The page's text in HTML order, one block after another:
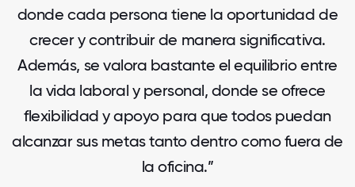
donde cada persona tiene la oportunidad de
crecer y contribuir de manera significativa.
Además, se valora bastante el equilibrio entre
la vida laboral y personal, donde se ofrece
flexibilidad y apoyo para que todos puedan
alcanzar sus metas tanto dentro como fuera de
la oficina.”